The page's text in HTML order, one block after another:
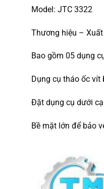
Model: JTC 3322
Thương hiệu –
Bao gồm 05 dụng
Dụng cụ tháo ốc vít
Đặt dụng cụ dưới
Bề mặt lớn để bảo